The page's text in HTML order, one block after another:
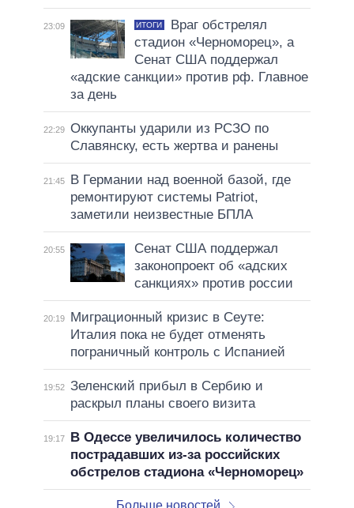
23:09 ИТОГИ
Враг обстрелял
стадион «Черноморец», а
Сенат США поддержал
«адские санкции» против рф. Главное
за день
22:29 Оккупанты ударили из РСЗО по
Славянску, есть жертва и ранены
21:45
В Германии над военной базой, где
ремонтируют системы Patriot,
заметили неизвестные БПЛА
20:55
Сенат США поддержал
законопроект об «адских
санкциях» против россии
20:19
Миграционный кризис в Сеуте:
Италия пока не будет отменять
пограничный контроль с Испанией
19:52 Зеленский прибыл в Сербию и
раскрыл планы своего визита
19:17
В Одессе увеличилось количество
пострадавших из-за российских
обстрелов стадиона «Черноморец»
Больше новостей